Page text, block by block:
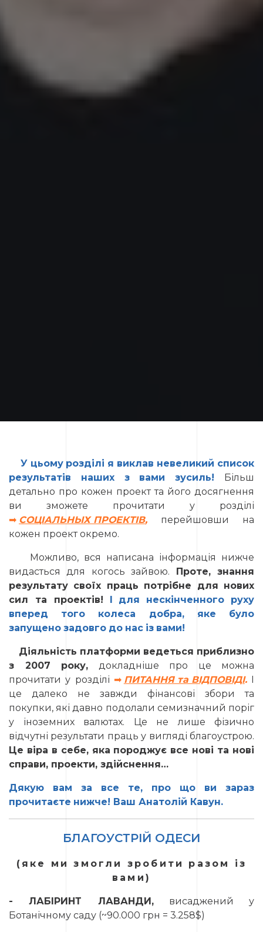
У цьому розділі я виклав невеликий список
результатів
наших з вами зусиль! Більш
детально про кожен проект та його досягнення
ви зможете прочитати у розділі
➡ СОЦIАЛЬНЫХ ПРОЕКТIВ, перейшовши на
кожен проект окремо.
Можливо, вся написана інформація нижче
видасться для когось зайвою. Проте, знання
результату своїх праць потрібне для нових
сил та проектів!
І для нескінченного
руху
вперед
того колеса добра, яке
було
запущено задовго до нас із вами!
Діяльність платформи ведеться приблизно
з 2007 року, докладніше про це можна
прочитати у розділі ➡ ПИТАННЯ та ВIДПОВIДІ.І
це далеко не завжди фінансові збори та
покупки, які давно подолали семизначний поріг
у іноземних валютах. Це не лише фізично
відчутні результати праць у вигляді благоустрою.
Це віра в себе, яка породжує все нові та нові
справи, проекти, здійснення…
Дякую вам за все те, про що ви
зараз
прочитаєте нижче! Ваш Анатолій Кавун.
БЛАГОУСТРІЙ ОДЕСИ
(яке ми змогли зробити разом із
вами)
- ЛАБІРИНТ ЛАВАНДИ,висаджений у
Ботанічному саду (~90.000 грн = 3.258$)